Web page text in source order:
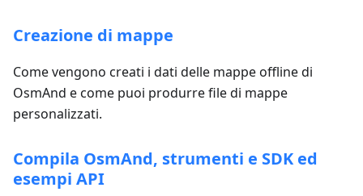
Creazione di mappe
Come vengono creati i dati delle mappe offline di
OsmAnd e come puoi produrre file di mappe
personalizzati.
Compila OsmAnd, strumenti e SDK ed
esempi API